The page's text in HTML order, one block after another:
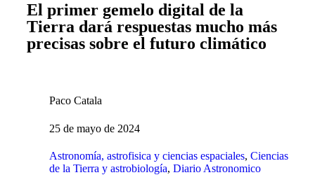
El primer gemelo digital de la
Tierra dará respuestas mucho más
precisas sobre el futuro climático
Paco Catala
25 de mayo de 2024
Astronomía, astrofisica y ciencias espaciales, Ciencias
de la Tierra y astrobiología, Diario Astronomico